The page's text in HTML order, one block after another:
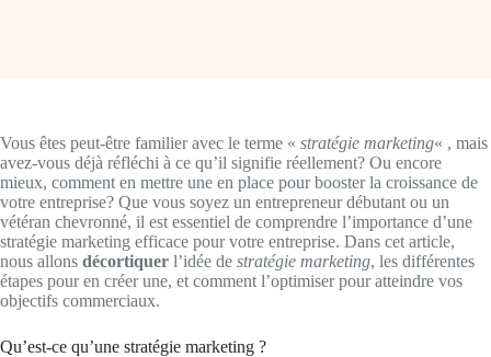
Vous êtes peut-être familier avec le terme « stratégie marketing« , mais
avez-vous déjà réfléchi à ce qu’il signifie réellement? Ou encore
mieux, comment en mettre une en place pour booster la croissance de
votre entreprise? Que vous soyez un entrepreneur débutant ou un
vétéran chevronné, il est essentiel de comprendre l’importance d’une
stratégie marketing efficace pour votre entreprise. Dans cet article,
nous allons décortiquer l’idée de stratégie marketing, les différentes
étapes pour en créer une, et comment l’optimiser pour atteindre vos
objectifs commerciaux.
Qu’est-ce qu’une stratégie marketing ?